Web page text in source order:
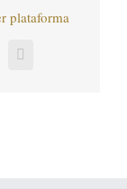
plataforma